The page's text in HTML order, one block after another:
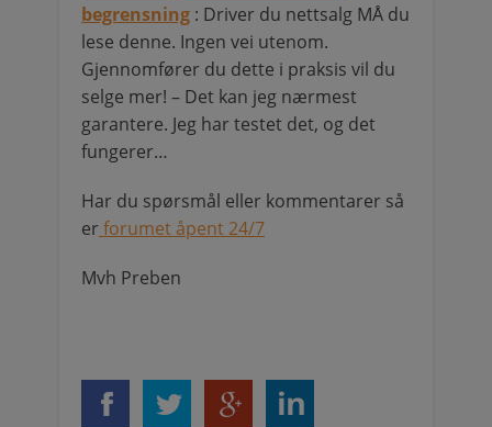
begrensning : Driver du nettsalg MÅ du
lese denne. Ingen vei utenom.
Gjennomfører du dette i praksis vil du
selge mer! – Det kan jeg nærmest
garantere. Jeg har testet det, og det
fungerer…
Har du spørsmål eller kommentarer så
er forumet åpent 24/7
Mvh Preben